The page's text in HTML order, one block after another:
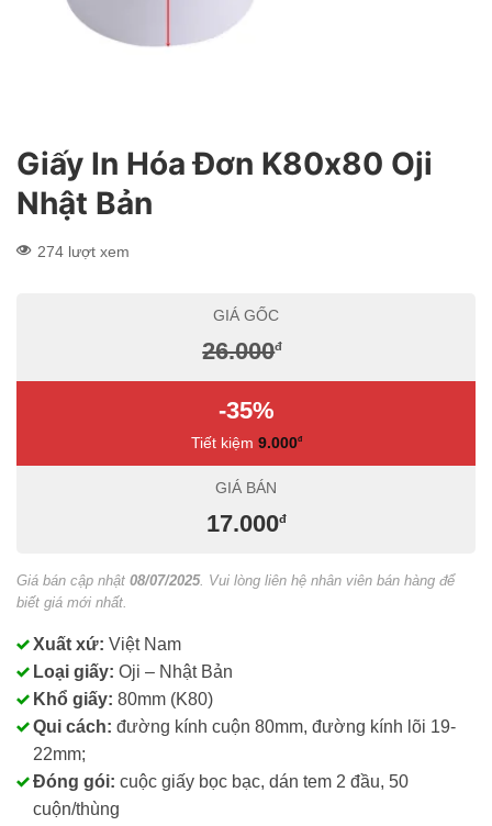
Giấy In Hóa Đơn K80x80 Oji
Nhật Bản
274 lượt xem
GIÁ GỐC
26.000đ
-35%
Tiết kiệm 9.000đ
GIÁ BÁN
17.000đ
Giá bán cập nhật 08/07/2025. Vui lòng liên hệ nhân viên bán hàng để
biết giá mới nhất.
Xuất xứ: Việt Nam
Loại giấy: Oji – Nhật Bản
Khổ giấy: 80mm (K80)
Qui cách: đường kính cuộn 80mm, đường kính lõi 19-
22mm;
Đóng gói: cuộc giấy bọc bạc, dán tem 2 đầu, 50
cuộn/thùng